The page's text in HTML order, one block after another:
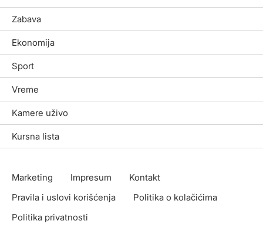
Zabava
Ekonomija
Sport
Vreme
Kamere uživo
Kursna lista
Marketing Impresum
Kontakt
Pravila i uslovi korišćenja
Politika o kolačićima
Politika privatnosti